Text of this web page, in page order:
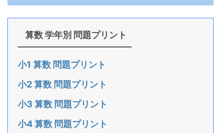
算数 学年別 問題プリント
小1 算数 問題プリント
小2 算数 問題プリント
小3 算数 問題プリント
小4 算数 問題プリント